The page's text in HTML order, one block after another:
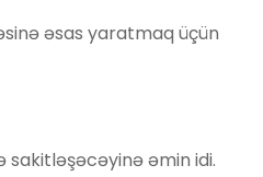
əsas yaratmaq üçün
sakitləşəcəyinə əmin idi.